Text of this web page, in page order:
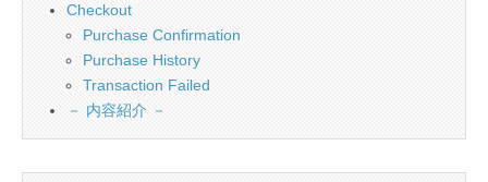
Checkout
Purchase Confirmation
Purchase History
Transaction Failed
－ 内容紹介 －